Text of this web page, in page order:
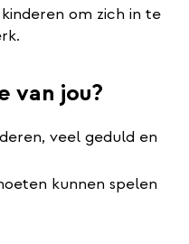
om zich in te
van jou?
veel geduld en
kunnen spelen